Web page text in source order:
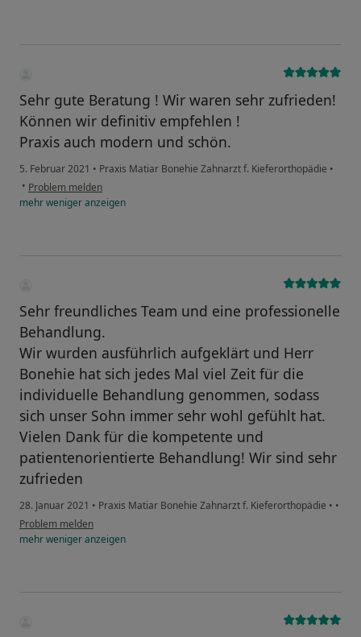
Sehr gute Beratung ! Wir waren sehr zufrieden!
Können wir definitiv empfehlen !
Praxis auch modern und schön.
5. Februar 2021 • Praxis Matiar Bonehie Zahnarzt f. Kieferorthopädie •
• Problem melden
mehrwenigeranzeigen
Sehr freundliches Team und eine professionelle
Behandlung.
Wir wurden ausführlich aufgeklärt und Herr
Bonehie hat sich jedes Mal viel Zeit für die
individuelle Behandlung genommen, sodass
sich unser Sohn immer sehr wohl gefühlt hat.
Vielen Dank für die kompetente und
patientenorientierte Behandlung! Wir sind sehr
zufrieden
28. Januar 2021 • Praxis Matiar Bonehie Zahnarzt f. Kieferorthopädie • •
Problem melden
mehrwenigeranzeigen